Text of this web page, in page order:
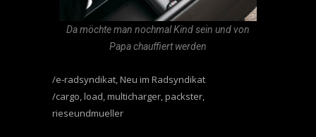
Da möchte man nochmal Kind sein und von
Papa chauffiert werden
e-radsyndikat,Neu im Radsyndikat
cargo,load,multicharger,packster,
rieseundmueller